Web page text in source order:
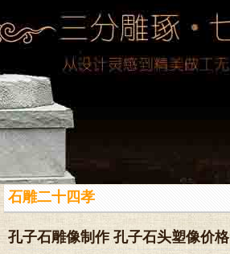
石雕二十四孝
孔子石雕像制作 孔子石头塑像价格